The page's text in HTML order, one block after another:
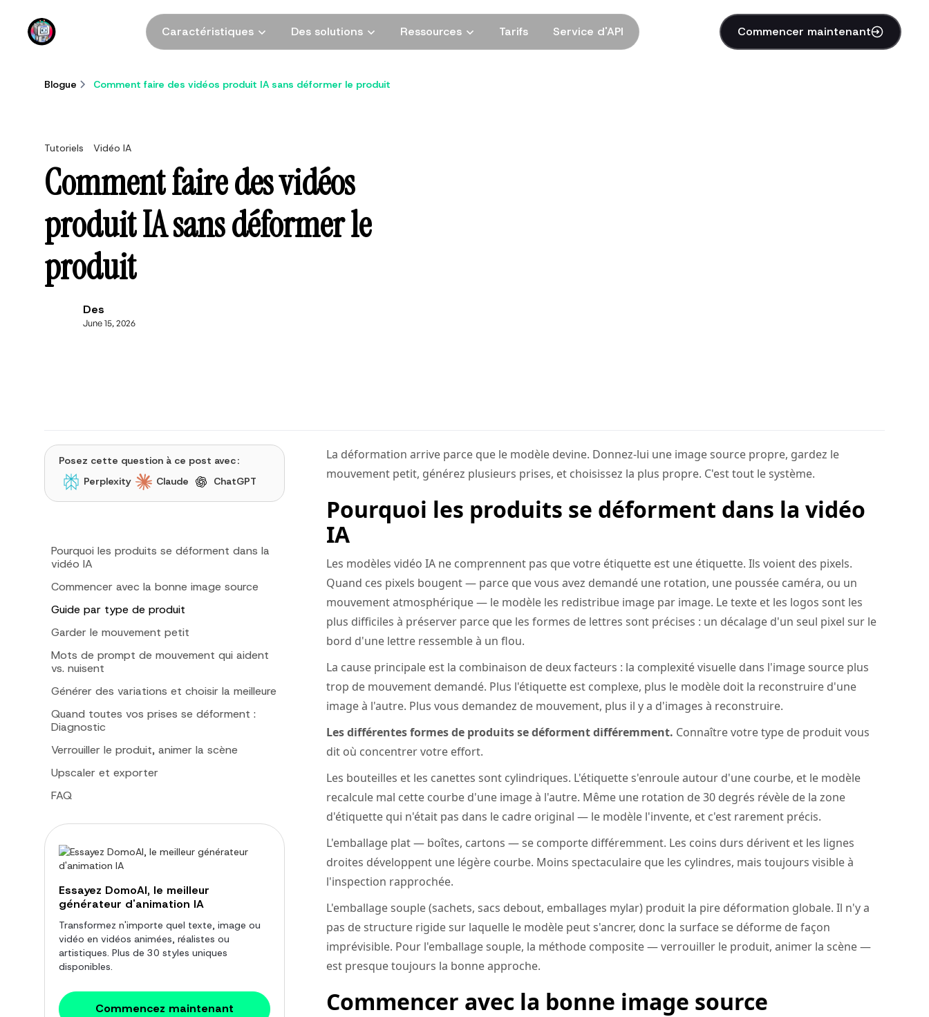
DomoAI Caractéristiques Des solutions Ressources Tarifs Service d'API Commencer maintenant
Blogue Comment faire des vidéos produit IA sans déformer le produit
Tutoriels Vidéo IA
Comment faire des vidéos
produit IA sans déformer le
produit
Des
June 15, 2026
Posez cette question à ce post avec :
Perplexity
Claude ChatGPT
Pourquoi les produits se déforment dans la
vidéo IA
Commencer avec la bonne image source
Guide par type de produit
Garder le mouvement petit
Mots de prompt de mouvement qui aident
vs. nuisent
Générer des variations et choisir la meilleure
Quand toutes vos prises se déforment :
Diagnostic
Verrouiller le produit, animer la scène
Upscaler et exporter
FAQ
Essayez DomoAI, le meilleur
générateur d'animation IA
Transformez n'importe quel texte, image ou
vidéo en vidéos animées, réalistes ou
artistiques. Plus de 30 styles uniques
disponibles.
Commencez maintenant
La déformation arrive parce que le modèle devine. Donnez-lui une image source propre, gardez le
mouvement petit, générez plusieurs prises, et choisissez la plus propre. C'est tout le système.
Pourquoi les produits se déforment dans la vidéo
IA
Les modèles vidéo IA ne comprennent pas que votre étiquette est une étiquette. Ils voient des pixels.
Quand ces pixels bougent — parce que vous avez demandé une rotation, une poussée caméra, ou un
mouvement atmosphérique — le modèle les redistribue image par image. Le texte et les logos sont les
plus difficiles à préserver parce que les formes de lettres sont précises : un décalage d'un seul pixel sur le
bord d'une lettre ressemble à un flou.
La cause principale est la combinaison de deux facteurs : la complexité visuelle dans l'image source plus
trop de mouvement demandé. Plus l'étiquette est complexe, plus le modèle doit la reconstruire d'une
image à l'autre. Plus vous demandez de mouvement, plus il y a d'images à reconstruire.
Les différentes formes de produits se déforment différemment. Connaître votre type de produit vous
dit où concentrer votre effort.
Les bouteilles et les canettes sont cylindriques. L'étiquette s'enroule autour d'une courbe, et le modèle
recalcule mal cette courbe d'une image à l'autre. Même une rotation de 30 degrés révèle de la zone
d'étiquette qui n'était pas dans le cadre original — le modèle l'invente, et c'est rarement précis.
L'emballage plat — boîtes, cartons — se comporte différemment. Les coins durs dérivent et les lignes
droites développent une légère courbe. Moins spectaculaire que les cylindres, mais toujours visible à
l'inspection rapprochée.
L'emballage souple (sachets, sacs debout, emballages mylar) produit la pire déformation globale. Il n'y a
pas de structure rigide sur laquelle le modèle peut s'ancrer, donc la surface se déforme de façon
imprévisible. Pour l'emballage souple, la méthode composite — verrouiller le produit, animer la scène —
est presque toujours la bonne approche.
Commencer avec la bonne image source